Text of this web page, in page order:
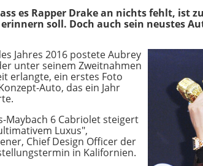
es Rapper Drake an nichts fehlt, ist
soll. Doch auch sein neustes
Jahres 2016 postete Aubrey
unter seinem Zweitnahmen
erlangte, ein erstes Foto
Auto, das ein Jahr
Maybach 6 Cabriolet steigert
Luxus",
Chief Design Officer der
in Kalifornien.